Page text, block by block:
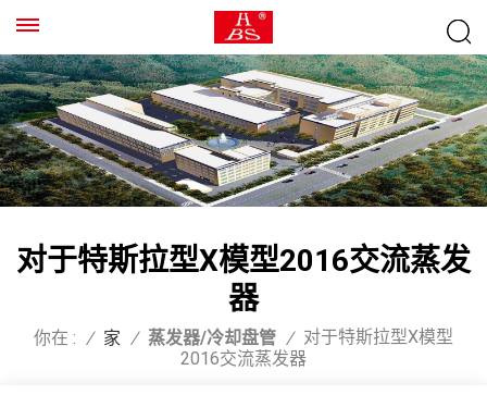
对于特斯拉型X模型2016交流蒸发
器
你在 : / 家 / 蒸发器/冷却盘管 / 对于特斯拉型X模型
2016交流蒸发器